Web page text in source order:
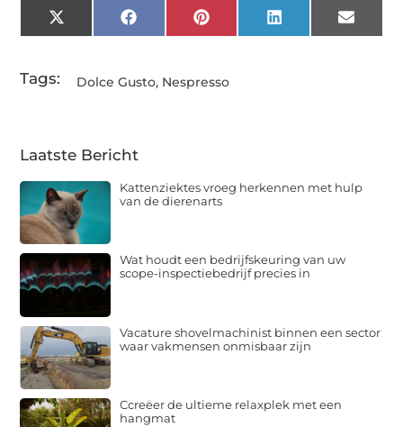
X
(Twitter)
FacebookPinterestLinkedInEmail
Tags: Dolce Gusto, Nespresso
Laatste Bericht
Kattenziektes vroeg herkennen met hulp
van de dierenarts
Wat houdt een bedrijfskeuring van uw
scope-inspectiebedrijf precies in
Vacature shovelmachinist binnen een sector
waar vakmensen onmisbaar zijn
Ccreëer de ultieme relaxplek met een
hangmat